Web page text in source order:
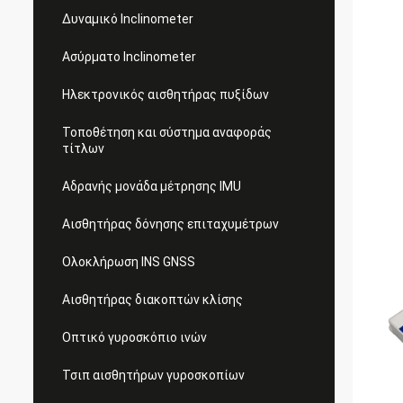
Δυναμικό Inclinometer
Ασύρματο Inclinometer
Ηλεκτρονικός αισθητήρας πυξίδων
Τοποθέτηση και σύστημα αναφοράς
τίτλων
Αδρανής μονάδα μέτρησης IMU
Αισθητήρας δόνησης επιταχυμέτρων
Ολοκλήρωση INS GNSS
Αισθητήρας διακοπτών κλίσης
Οπτικό γυροσκόπιο ινών
Τσιπ αισθητήρων γυροσκοπίων